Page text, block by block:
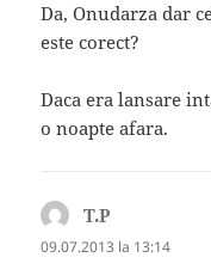
Da, Onudarza dar
este corect?
Daca era lansare
o noapte afara.
T.P
09.07.2013 la 13:14